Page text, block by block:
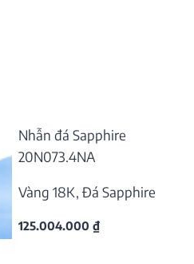
Nhẫn đá Sapphire
20N073.4NA
Vàng 18K, Đá Sapphire
125.004.000 ₫